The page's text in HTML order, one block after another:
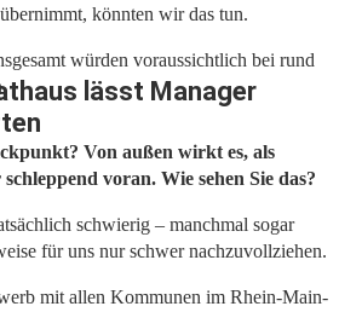
könnten wir das tun.
würden voraussichtlich bei rund
lässt Manager
Von außen wirkt es, als
voran. Wie sehen Sie das?
schwierig – manchmal sogar
für uns nur schwer nachzuvollziehen.
mit allen Kommunen im Rhein-Main-